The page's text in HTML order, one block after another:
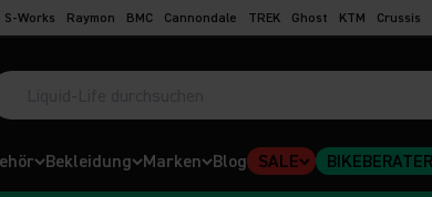
S-Works Raymon BMC Cannondale TREK Ghost KTM Crussis
öffnen
Bekleidung Marken Blog SALE BIKEBERATER